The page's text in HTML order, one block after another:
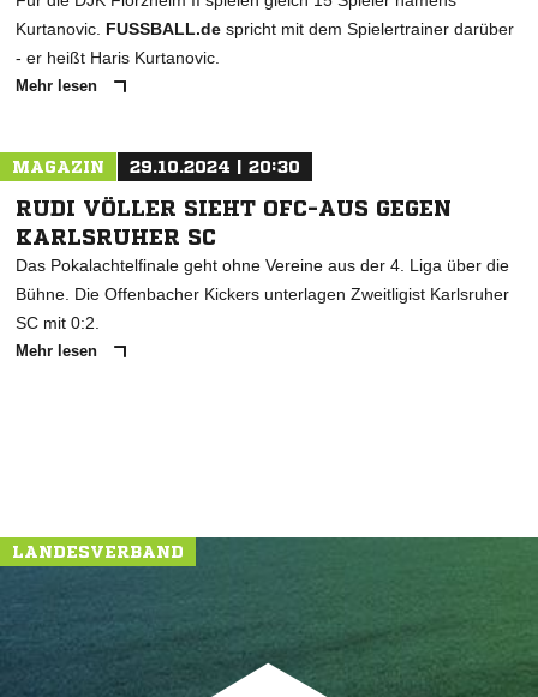
Kurtanovic. FUSSBALL.de spricht mit dem Spielertrainer darüber
- er heißt Haris Kurtanovic.
Mehr lesen
MAGAZIN 29.10.2024 | 20:30
RUDI VÖLLER SIEHT OFC-AUS GEGEN
KARLSRUHER SC
Das Pokalachtelfinale geht ohne Vereine aus der 4. Liga über die
Bühne. Die Offenbacher Kickers unterlagen Zweitligist Karlsruher
SC mit 0:2.
Mehr lesen
LANDESVERBAND